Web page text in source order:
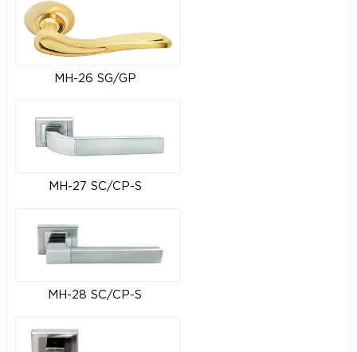
MH-26 SG/GP
MH-27 SC/CP-S
MH-28 SC/CP-S